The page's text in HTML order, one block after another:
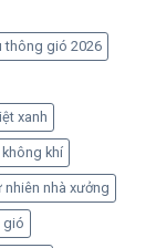
thông gió 2026
xanh
khí
nhà xưởng
gió